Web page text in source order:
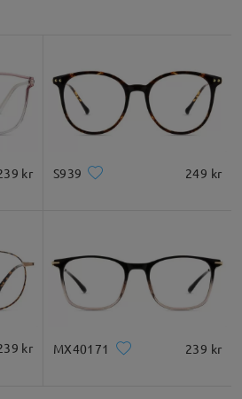
kr S939 249 kr
kr MX40171 239 kr